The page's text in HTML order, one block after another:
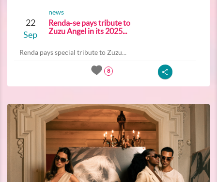
22
Sep
news
Renda-se pays tribute to
Zuzu Angel in its 2025...
Renda pays special tribute to Zuzu...
8